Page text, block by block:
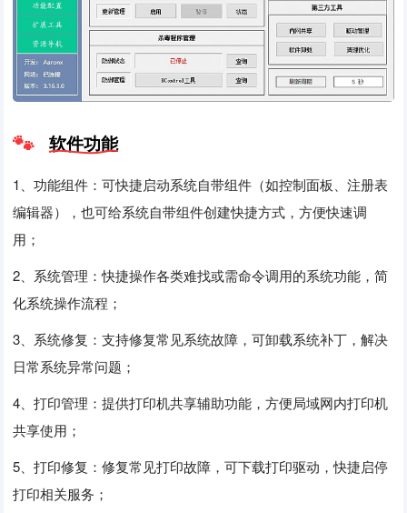
软件功能
1、功能组件：可快捷启动系统自带组件（如控制面板、注册表
编辑器），也可给系统自带组件创建快捷方式，方便快速调
用；
2、系统管理：快捷操作各类难找或需命令调用的系统功能，简
化系统操作流程；
3、系统修复：支持修复常见系统故障，可卸载系统补丁，解决
日常系统异常问题；
4、打印管理：提供打印机共享辅助功能，方便局域网内打印机
共享使用；
5、打印修复：修复常见打印故障，可下载打印驱动，快捷启停
打印相关服务；